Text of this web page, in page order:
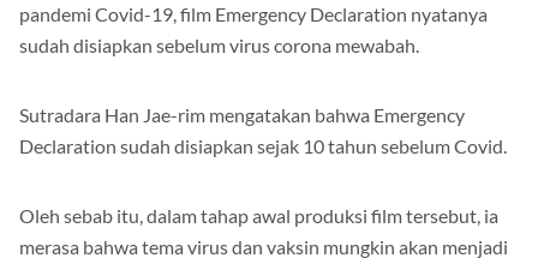
pandemi Covid-19, film Emergency Declaration nyatanya
sudah disiapkan sebelum virus corona mewabah.
Sutradara Han Jae-rim mengatakan bahwa Emergency
Declaration sudah disiapkan sejak 10 tahun sebelum Covid.
Oleh sebab itu, dalam tahap awal produksi film tersebut, ia
merasa bahwa tema virus dan vaksin mungkin akan menjadi